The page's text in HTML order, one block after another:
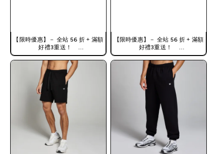
【限時優惠】－ 全站 56 折 + 滿額
好禮3重送！
使用優惠碼，獲得額外折扣：
TW56
【限時優惠】－ 全站 56 折 + 滿額
好禮3重送！
使用優惠碼，獲得額外折扣：
TW56